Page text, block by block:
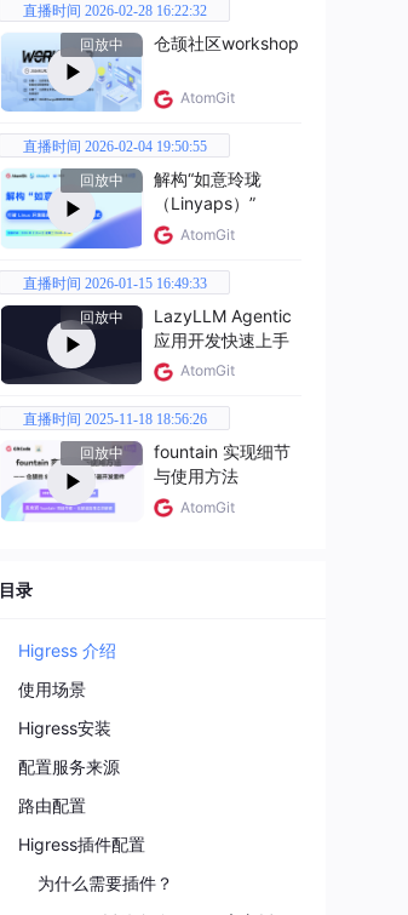
直播时间 2026-02-28 16:22:32
回放中
仓颉社区workshop
AtomGit
直播时间 2026-02-04 19:50:55
回放中
解构“如意玲珑
（Linyaps）”
AtomGit
直播时间 2026-01-15 16:49:33
回放中
LazyLLM Agentic
应用开发快速上手
AtomGit
直播时间 2025-11-18 18:56:26
回放中
fountain 实现细节
与使用方法
AtomGit
目录
Higress 介绍
使用场景
Higress安装
配置服务来源
路由配置
Higress插件配置
为什么需要插件？